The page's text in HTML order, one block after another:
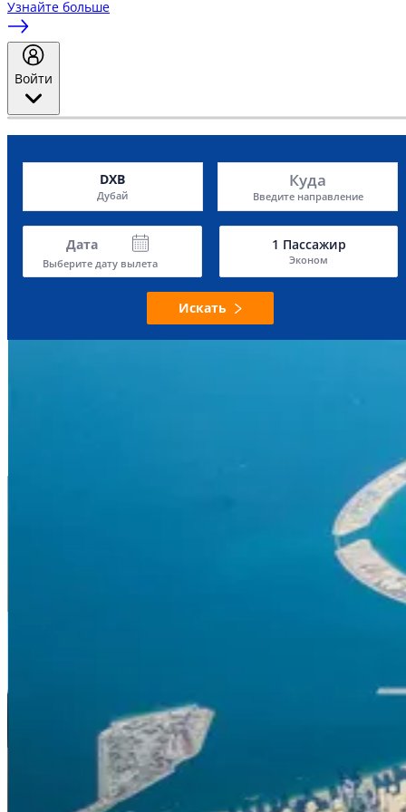
Узнайте больше
Войти
DXB
Дубай
Куда
Введите направление
Дата
Выберите дату вылета
1 Пассажир
Эконом
Искать